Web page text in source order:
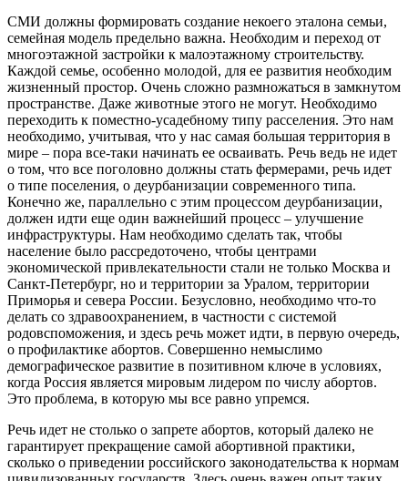
СМИ должны формировать создание некоего эталона семьи,
семейная модель предельно важна. Необходим и переход от
многоэтажной застройки к малоэтажному строительству.
Каждой семье, особенно молодой, для ее развития необходим
жизненный простор. Очень сложно размножаться в замкнутом
пространстве. Даже животные этого не могут. Необходимо
переходить к поместно-усадебному типу расселения. Это нам
необходимо, учитывая, что у нас самая большая территория в
мире – пора все-таки начинать ее осваивать. Речь ведь не идет
о том, что все поголовно должны стать фермерами, речь идет
о типе поселения, о деурбанизации современного типа.
Конечно же, параллельно с этим процессом деурбанизации,
должен идти еще один важнейший процесс – улучшение
инфраструктуры. Нам необходимо сделать так, чтобы
население было рассредоточено, чтобы центрами
экономической привлекательности стали не только Москва и
Санкт-Петербург, но и территории за Уралом, территории
Приморья и севера России. Безусловно, необходимо что-то
делать со здравоохранением, в частности с системой
родовспоможения, и здесь речь может идти, в первую очередь,
о профилактике абортов. Совершенно немыслимо
демографическое развитие в позитивном ключе в условиях,
когда Россия является мировым лидером по числу абортов.
Это проблема, в которую мы все равно упремся.
Речь идет не столько о запрете абортов, который далеко не
гарантирует прекращение самой абортивной практики,
сколько о приведении российского законодательства к нормам